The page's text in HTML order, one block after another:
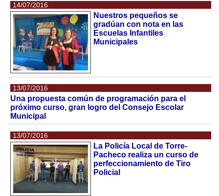
14/07/2016
Nuestros pequeños se
gradúan con nota en las
Escuelas Infantiles
Municipales
13/07/2016
Una propuesta común de programación para el
próximo curso, gran logro del Consejo Escolar
Municipal
13/07/2016
La Policía Local de Torre-
Pacheco realiza un curso de
perfeccionamiento de Tiro
Policial